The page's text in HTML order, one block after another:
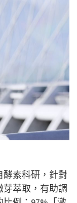
酵素科研，針對
萃取，有助調